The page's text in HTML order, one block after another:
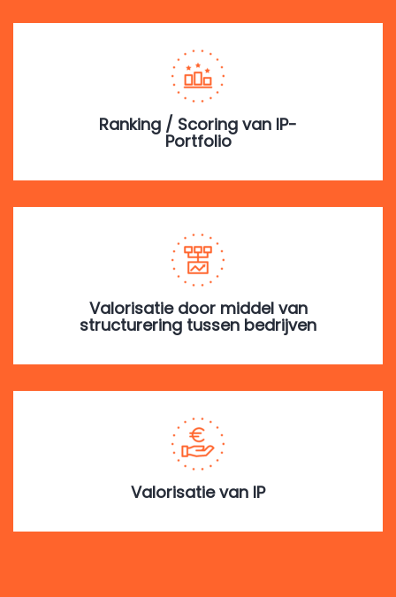
Ranking / Scoring van IP-
Portfolio
Valorisatie door middel van
structurering tussen bedrijven
Valorisatie van IP